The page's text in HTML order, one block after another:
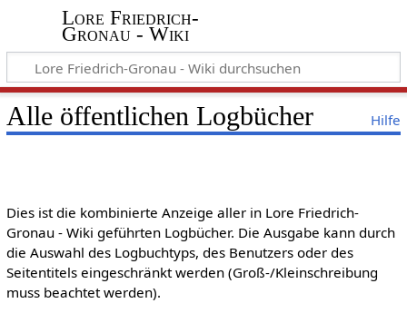
Lore Friedrich-
Gronau - Wiki
Hilfe
Alle öffentlichen Logbücher
Dies ist die kombinierte Anzeige aller in Lore Friedrich-
Gronau - Wiki geführten Logbücher. Die Ausgabe kann durch
die Auswahl des Logbuchtyps, des Benutzers oder des
Seitentitels eingeschränkt werden (Groß-/Kleinschreibung
muss beachtet werden).